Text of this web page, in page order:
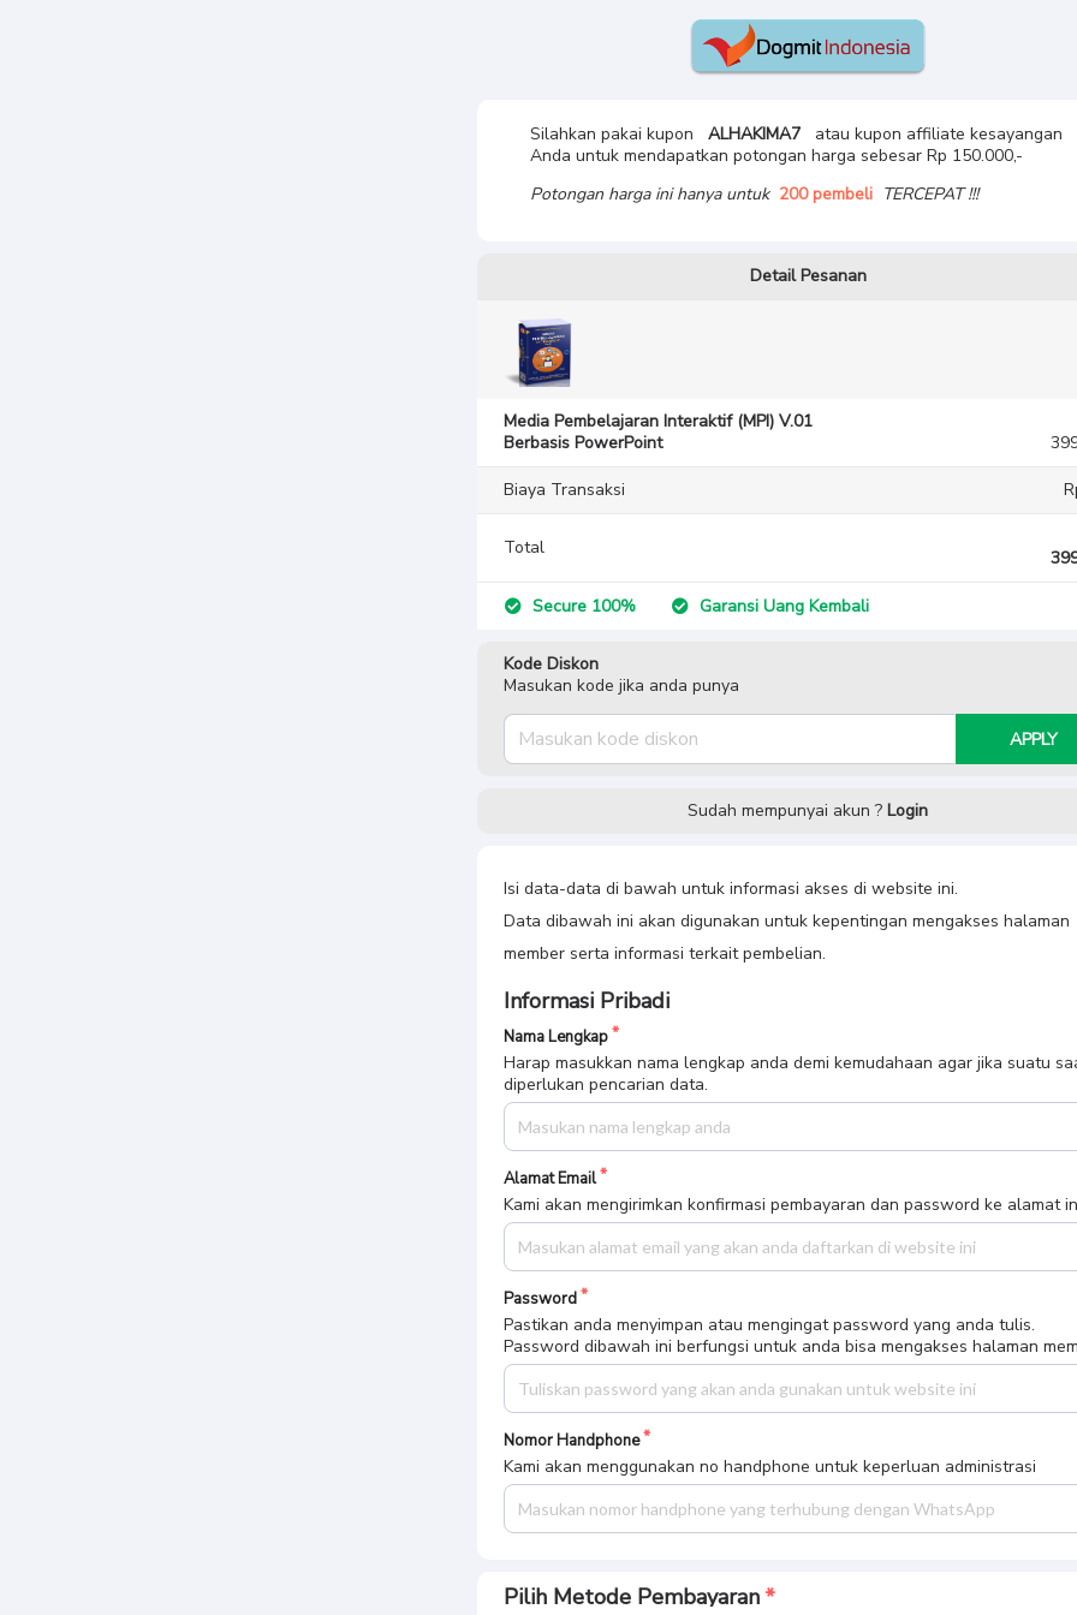
Silahkan pakai kupon ALHAKIMA7
atau kupon affiliate kesayangan
Anda untuk mendapatkan potongan harga sebesar Rp 150.000,-
Potongan harga ini hanya untuk 200 pembeli TERCEPAT !!!
Detail Pesanan
Media Pembelajaran Interaktif (MPI) V.01
Berbasis PowerPoint
Biaya Transaksi
Total
Secure 100% Garansi Uang Kembali
Kode Diskon
Masukan kode jika anda punya
APPLY
Sudah mempunyai akun ? Login
Isi data-data di bawah untuk informasi akses di website ini.
Data dibawah ini akan digunakan untuk kepentingan mengakses halaman
member serta informasi terkait pembelian.
Informasi Pribadi
Nama Lengkap
Harap masukkan nama lengkap anda demi kemudahaan agar jika suatu
diperlukan pencarian data.
Alamat Email
Kami akan mengirimkan konfirmasi pembayaran dan password ke alamat
Password
Pastikan anda menyimpan atau mengingat password yang anda tulis.
Password dibawah ini berfungsi untuk anda bisa mengakses halaman
Nomor Handphone
Kami akan menggunakan no handphone untuk keperluan administrasi
Pilih Metode Pembayaran